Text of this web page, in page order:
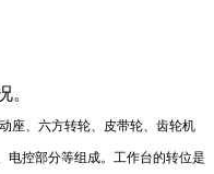
。
座、六方转轮、皮带轮、齿轮机
电控部分等组成。工作台的转位是